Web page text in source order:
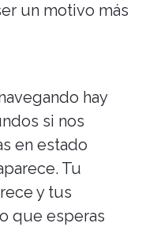
un motivo más
hay
si nos
en estado
Tu
y tus
que esperas